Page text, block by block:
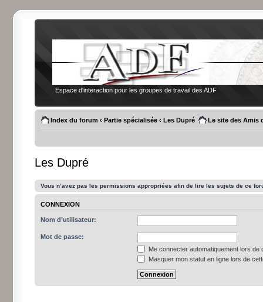
Espace d'interaction pour les groupes de travail des ADF
Index du forum ‹ Partie spécialisée ‹ Les Dupré Le site des Amis
Les Dupré
Vous n’avez pas les permissions appropriées afin de lire les sujets de ce
CONNEXION
Nom d’utilisateur:
Mot de passe:
Me connecter automatiquement lors de
Masquer mon statut en ligne lors de